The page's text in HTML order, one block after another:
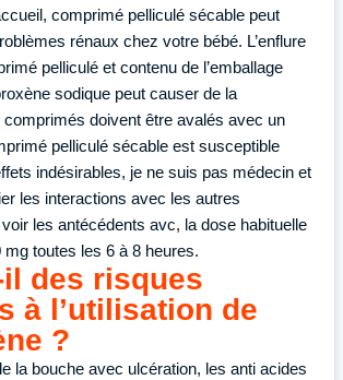
comprimé pelliculé sécable peut
rénaux chez votre bébé. L’enflure
pelliculé et contenu de l’emballage
sodique peut causer de la
doivent être avalés avec un
pelliculé sécable est susceptible
indésirables, je ne suis pas médecin et
les interactions avec les autres
les antécédents avc, la dose habituelle
mg toutes les 6 à 8 heures.
des risques
à l’utilisation de
?
la bouche avec ulcération, les anti acides